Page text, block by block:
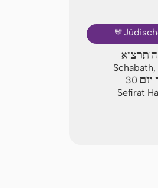
🕎
ה'תרצ"א
Schabath,
30
Sefirat